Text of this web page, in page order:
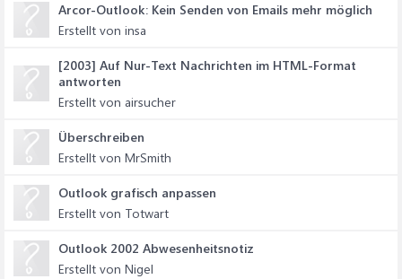
Arcor-Outlook: Kein Senden von Emails mehr möglich
Erstellt von insa
[2003] Auf Nur-Text Nachrichten im HTML-Format
antworten
Erstellt von airsucher
Überschreiben
Erstellt von MrSmith
Outlook grafisch anpassen
Erstellt von Totwart
Outlook 2002 Abwesenheitsnotiz
Erstellt von Nigel